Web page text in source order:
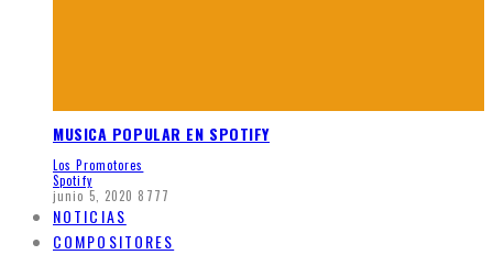
MUSICA POPULAR EN SPOTIFY
Los Promotores
Spotify
junio 5, 2020 8777
NOTICIAS
COMPOSITORES